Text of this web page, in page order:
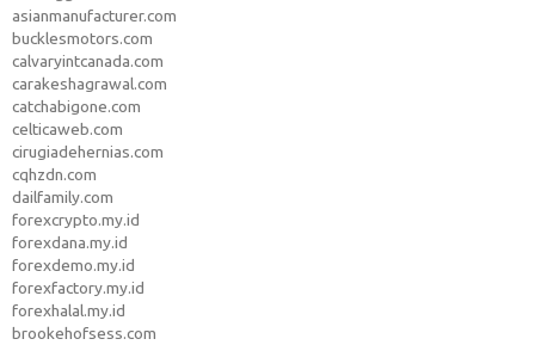
asianmanufacturer.com
bucklesmotors.com
calvaryintcanada.com
carakeshagrawal.com
catchabigone.com
celticaweb.com
cirugiadehernias.com
cqhzdn.com
dailfamily.com
forexcrypto.my.id
forexdana.my.id
forexdemo.my.id
forexfactory.my.id
forexhalal.my.id
brookehofsess.com